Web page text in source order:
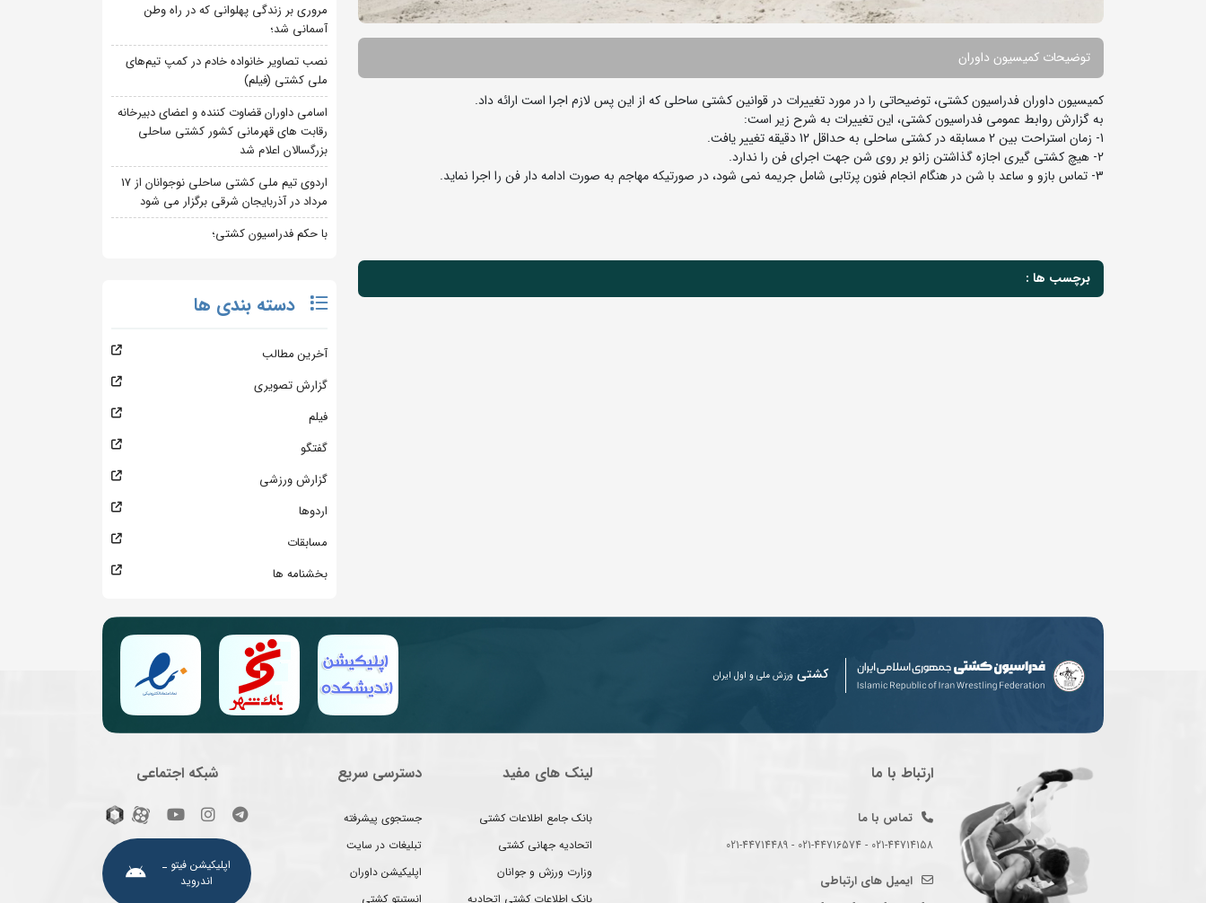
توضیحات کمیسیون داوران
کمیسیون داوران فدراسیون کشتی، توضیحاتی را در مورد تغییرات در قوانین کشتی ساحلی که از این پس لازم اجرا است ارائه داد.
به گزارش روابط عمومی فدراسیون کشتی، این تغییرات به شرح زیر است:
1- زمان استراحت بین 2 مسابقه در کشتی ساحلی به حداقل 12 دقیقه تغییر یافت.
2- هیچ کشتی گیری اجازه گذاشتن زانو بر روی شن جهت اجرای فن را ندارد.
3- تماس بازو و ساعد با شن در هنگام انجام فنون پرتابی شامل جریمه نمی شود، در صورتیکه مهاجم به صورت ادامه دار فن را اجرا نماید.
برچسب ها :
مروری بر زندگی پهلوانی که در راه وطن
آسمانی شد؛
نصب تصاویر خانواده خادم در کمپ تیم‌های
ملی کشتی (فیلم)
اسامی داوران قضاوت کننده و اعضای دبیرخانه
رقابت های قهرمانی کشور کشتی ساحلی
بزرگسالان اعلام شد
اردوی تیم ملی کشتی ساحلی نوجوانان از 17
مرداد در آذربایجان شرقی برگزار می شود
با حکم فدراسیون کشتی؛
دسته بندی ها
آخرین مطالب
گزارش تصویری
فیلم
گفتگو
گزارش ورزشی
اردوها
مسابقات
بخشنامه ها
کشتی ورزش ملی و اول ایران
ارتباط با ما
تماس با ما
021-44714158 - 021-44716574 - 021-44714489
ایمیل های ارتباطی
لینک های مفید
بانک جامع اطلاعات کشتی
اتحادیه جهانی کشتی
وزارت ورزش و جوانان
بانک اطلاعات کشتی اتحادیه
دسترسی سریع
جستجوی پیشرفته
تبلیغات در سایت
اپلیکیشن داوران
انستیتو کشتی
شبکه اجتماعی
اپلیکیشن فیتو ـ
اندروید